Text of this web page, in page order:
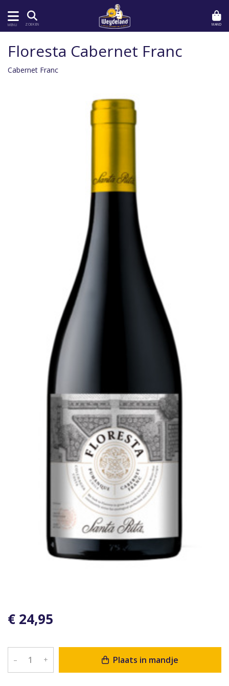
MENU ZOEKEN MAND
Floresta Cabernet Franc
Cabernet Franc
€ 24,95
– + Plaats in mandje